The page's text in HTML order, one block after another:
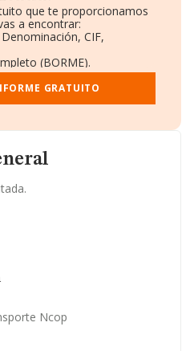
Ncop
que te proporcionamos
a encontrar:
CIF,
(BORME).
y Empleados.
y Administradores.
complementaria.
GRATUITO